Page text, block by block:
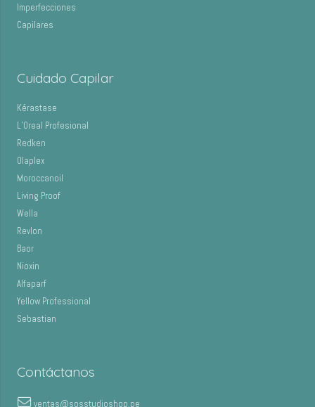
Imperfecciones
Capilares
Cuidado Capilar
Kérastase
L’Oreal Profesional
Redken
Olaplex
Moroccanoil
Living Proof
Wella
Revlon
Baor
Nioxin
Alfaparf
Yellow Professional
Sebastian
Contáctanos
ventas@sosstudioshop.pe